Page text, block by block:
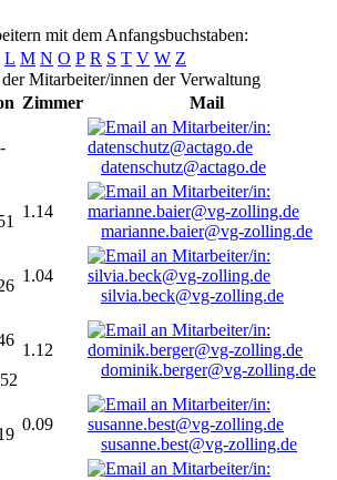
mit dem Anfangsbuchstaben:
L M N O P R S T V W Z
Mitarbeiter/innen der Verwaltung
Zimmer
Mail
datenschutz@actago.de
1.14
marianne.baier@vg-zolling.de
1.04
silvia.beck@vg-zolling.de
1.12
dominik.berger@vg-zolling.de
0.09
susanne.best@vg-zolling.de